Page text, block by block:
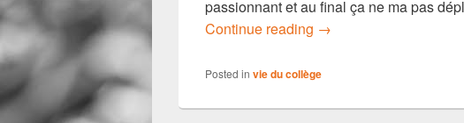
passionnant et au final ça ne ma pas
Continue reading On dit au revoir au défi
→
Posted in vie du collège